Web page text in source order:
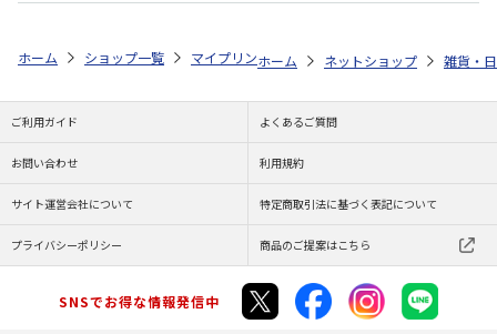
ホーム ショップ一覧 マイプリント シルエットミラー【デブ猫
ホーム ネットショップ 雑貨・
ご利用ガイド よくあるご質問
お問い合わせ 利用規約
サイト運営会社について 特定商取引法に基づく表記について
プライバシーポリシー 商品のご提案はこちら
SNSでお得な情報発信中